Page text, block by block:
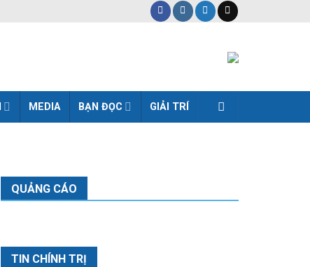
MEDIA BẠN ĐỌC GIẢI TRÍ
QUẢNG CÁO
TIN CHÍNH TRỊ